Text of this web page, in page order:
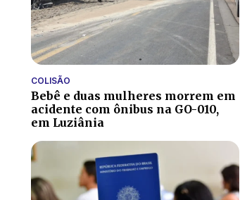
COLISÃO
Bebê e duas mulheres morrem em
acidente com ônibus na GO-010,
em Luziânia